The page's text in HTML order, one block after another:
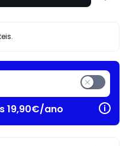
19,90€/ano